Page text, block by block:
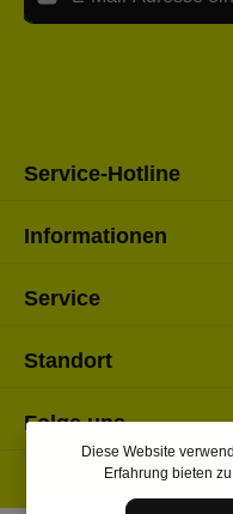
Service-Hotline
Informationen
Service
Standort
Folge uns
Diese Website
Erfahrung bieten